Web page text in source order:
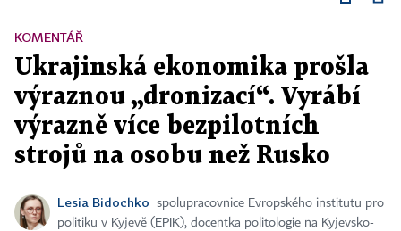
KOMENTÁŘ
Ukrajinská ekonomika prošla
výraznou „dronizací“. Vyrábí
výrazně více bezpilotních
strojů na osobu než Rusko
Lesia Bidochko
spolupracovnice Evropského institutu pro
politiku v Kyjevě (EPIK), docentka politologie na Kyjevsko-